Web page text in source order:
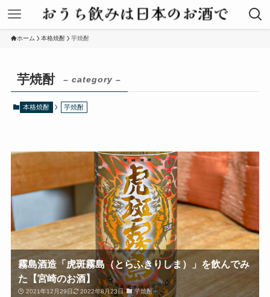
ホーム 本格焼酎 芋焼酎
芋焼酎 – category –
本格焼酎 芋焼酎
霧島酒造「虎斑霧島（とらふきりしま）」を飲んでみ
た【宮崎のお酒】
2021年12月29日 2022年8月23日 芋焼酎